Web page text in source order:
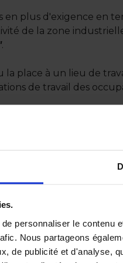
personnaliser le contenu
Nous partageons
de publicité et d'analyse,
plus d'exigence en
de la zone
.
place à un lieu de
de travail des
en immobilier
de travail.